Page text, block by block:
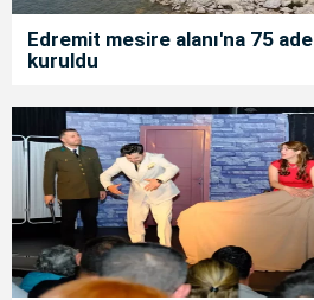
Edremit mesire alanı'na 75
kuruldu